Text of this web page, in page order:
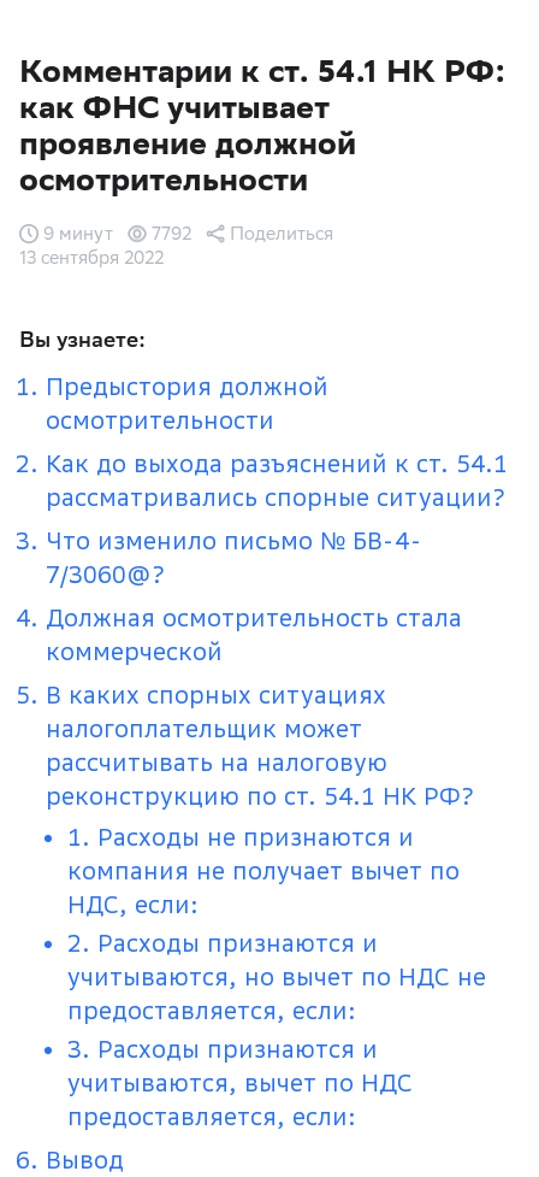
Комментарии к ст. 54.1 НК РФ:
как ФНС учитывает
проявление должной
осмотрительности
13 сентября 2022
9 минут 7792 Поделиться
Вы узнаете:
Предыстория должной
осмотрительности
Как до выхода разъяснений к ст. 54.1
рассматривались спорные ситуации?
Что изменило письмо № БВ-4-
7/3060@?
Должная осмотрительность стала
коммерческой
В каких спорных ситуациях
налогоплательщик может
рассчитывать на налоговую
реконструкцию по ст. 54.1 НК РФ?
1. Расходы не признаются и
компания не получает вычет по
НДС, если:
2. Расходы признаются и
учитываются, но вычет по НДС не
предоставляется, если:
3. Расходы признаются и
учитываются, вычет по НДС
предоставляется, если:
Вывод